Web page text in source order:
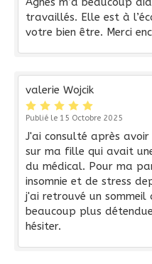
travaillés. Elle est à
votre bien être. Merci
valerie Wojcik
Publié le 15 Octobre 2025
J'ai consulté après
sur ma fille qui avait
du médical. Pour ma
insomnie et de stress
j'ai retrouvé un sommeil
beaucoup plus
hésiter.